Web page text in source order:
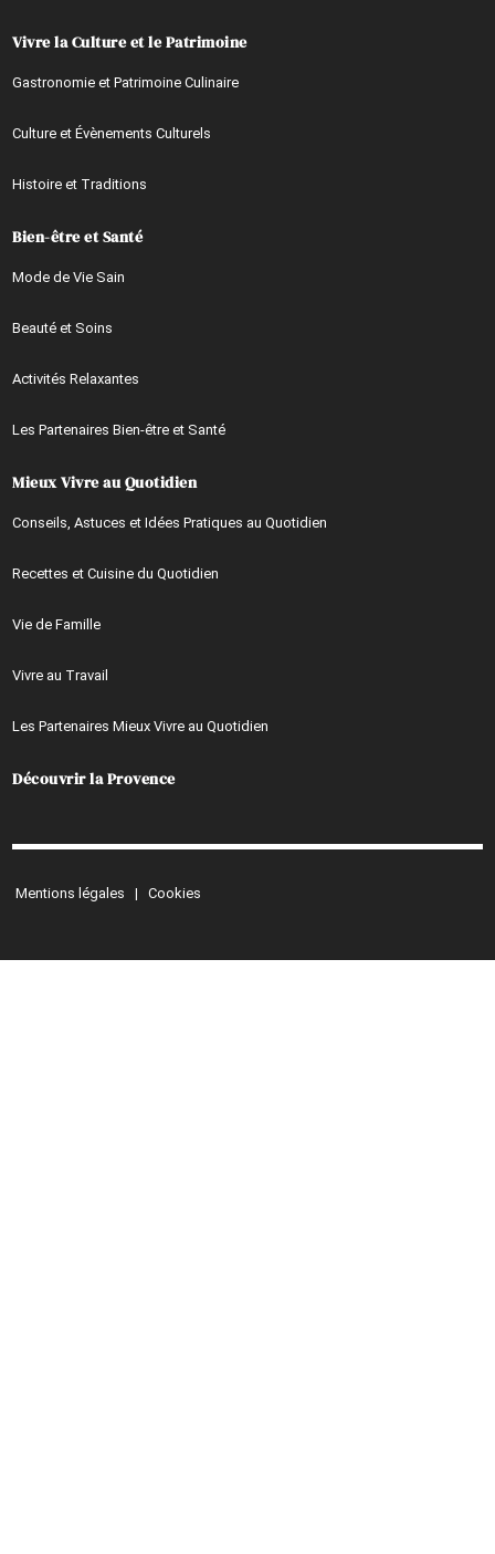
Vivre la Culture et le Patrimoine
Gastronomie et Patrimoine Culinaire
Culture et Évènements Culturels
Histoire et Traditions
Bien-être et Santé
Mode de Vie Sain
Beauté et Soins
Activités Relaxantes
Les Partenaires Bien-être et Santé
Mieux Vivre au Quotidien
Conseils, Astuces et Idées Pratiques au Quotidien
Recettes et Cuisine du Quotidien
Vie de Famille
Vivre au Travail
Les Partenaires Mieux Vivre au Quotidien
Découvrir la Provence
Mentions légales|Cookies